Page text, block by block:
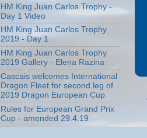
HM King Juan Carlos Trophy -
Day 1 Video
HM King Juan Carlos Trophy
2019 - Day 1
HM King Juan Carlos Trophy
2019 Gallery - Elena Razina
Cascais welcomes International
Dragon Fleet for second leg of
2019 Dragon European Cup
Rules for European Grand Prix
Cup - amended 29.4.19